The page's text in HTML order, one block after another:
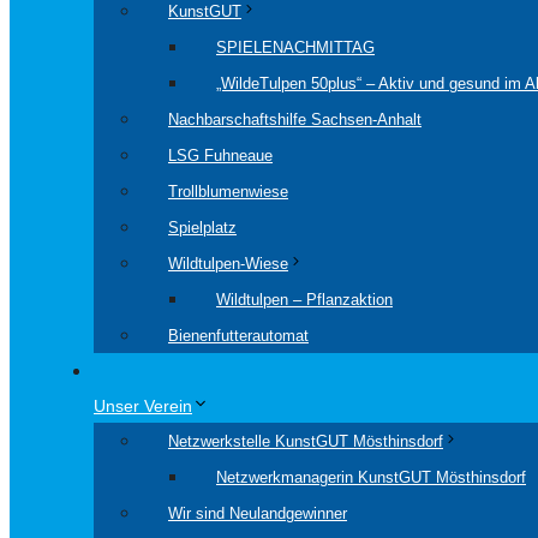
KunstGUT
SPIELENACHMITTAG
„WildeTulpen 50plus“ – Aktiv und gesund im
Nachbarschaftshilfe Sachsen-Anhalt
LSG Fuhneaue
Trollblumenwiese
Spielplatz
Wildtulpen-Wiese
Wildtulpen – Pflanzaktion
Bienenfutterautomat
Unser Verein
Netzwerkstelle KunstGUT Mösthinsdorf
Netzwerkmanagerin KunstGUT Mösthinsdorf
Wir sind Neulandgewinner